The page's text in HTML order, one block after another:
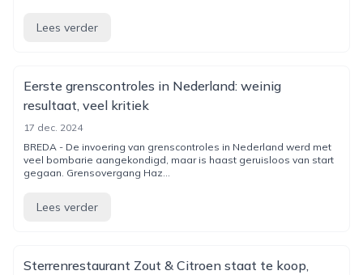
Lees verder
Eerste grenscontroles in Nederland: weinig
resultaat, veel kritiek
17 dec. 2024
BREDA - De invoering van grenscontroles in Nederland werd met
veel bombarie aangekondigd, maar is haast geruisloos van start
gegaan. Grensovergang Haz...
Lees verder
Sterrenrestaurant Zout & Citroen staat te koop,